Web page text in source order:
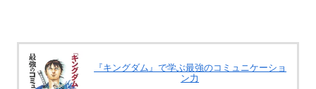
『キングダム』で学ぶ最強のコミュニケーショ
ン力